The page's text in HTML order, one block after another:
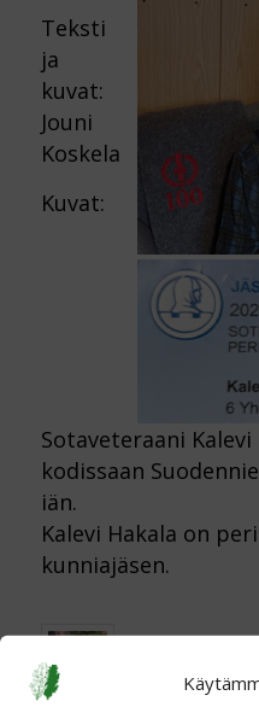
Teksti
ja
kuvat:
Jouni
Koskela
Kuvat:
Sotaveteraani Kalevi
kodissaan
iän.
Kalevi Hakala on
kunniajäsen.
31.7.2026
Pirkanmaa,